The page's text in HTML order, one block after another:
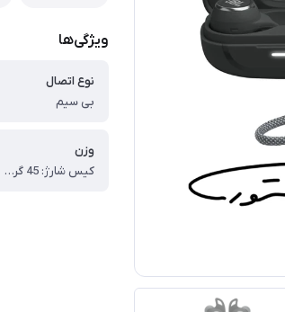
ویژگی‌ها
نوع اتصال
بی سیم
وزن
کیس شارژ: 45 گرم ، هر گوشی: 13 گرم